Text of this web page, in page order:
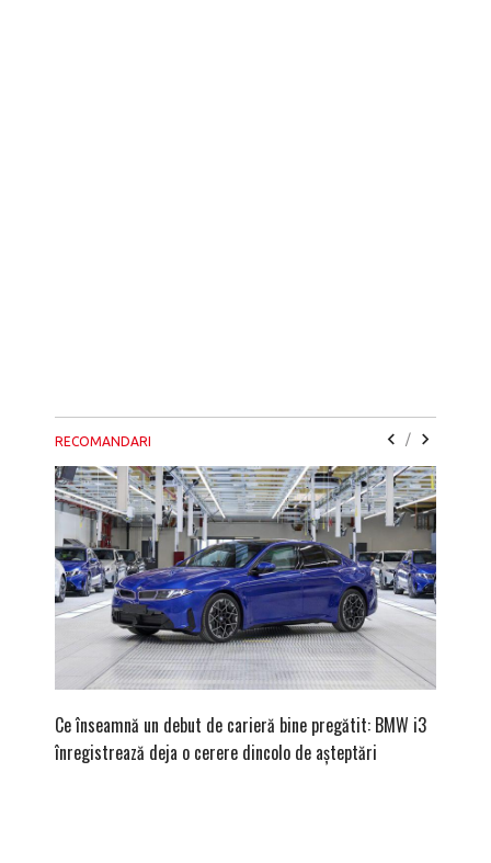
RECOMANDARI /
Ce înseamnă un debut de carieră bine pregătit: BMW i3
înregistrează deja o cerere dincolo de așteptări